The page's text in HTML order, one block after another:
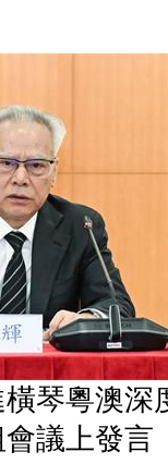
琴粵澳深
議上發言